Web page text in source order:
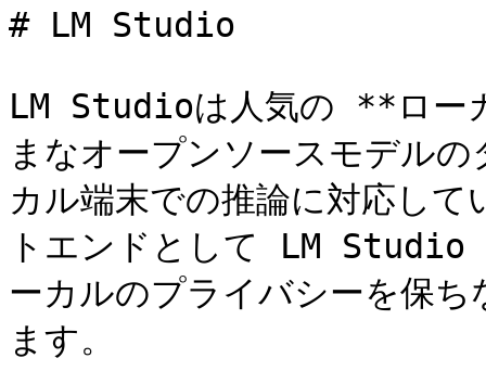
# LM Studio
LM Studioは人気の **ロー
まなオープンソースモデル
カル端末での推論に対応し
トエンドとして LM Studio
ーカルのプライバシーを保
ます。